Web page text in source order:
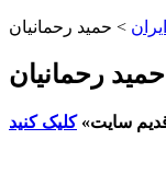
> حمید رحمانیان
حمید رحمانیان
سایت»کلیک کنید